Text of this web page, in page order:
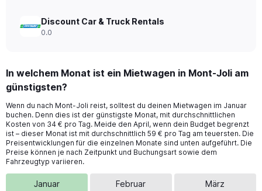
Discount Car & Truck Rentals
0.0
In welchem Monat ist ein Mietwagen in Mont-Joli am
günstigsten?
Wenn du nach Mont-Joli reist, solltest du deinen Mietwagen im Januar
buchen. Denn dies ist der günstigste Monat, mit durchschnittlichen
Kosten von 34 € pro Tag. Meide den April, wenn dein Budget begrenzt
ist – dieser Monat ist mit durchschnittlich 59 € pro Tag am teuersten. Die
Preisentwicklungen für die einzelnen Monate sind unten aufgeführt. Die
Preise können je nach Zeitpunkt und Buchungsart sowie dem
Fahrzeugtyp variieren.
Januar Februar März